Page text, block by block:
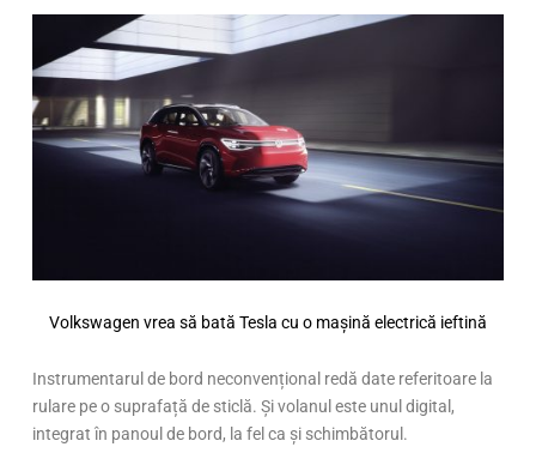
Volkswagen vrea să bată Tesla cu o mașină electrică ieftină
Instrumentarul de bord neconvențional redă date referitoare la
rulare pe o suprafață de sticlă. Și volanul este unul digital,
integrat în panoul de bord, la fel ca și schimbătorul.